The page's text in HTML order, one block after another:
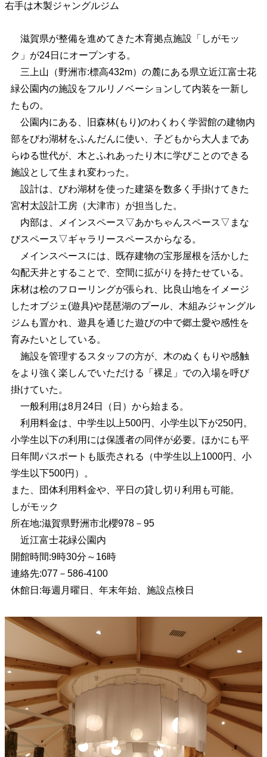
右手は木製ジャングルジム
滋賀県が整備を進めてきた木育拠点施設「しがモッ
ク」が24日にオープンする。
三上山（野洲市:標高432m）の麓にある県立近江富士花
緑公園内の施設をフルリノベーションして内装を一新し
たもの。
公園内にある、旧森林(もり)のわくわく学習館の建物内
部をびわ湖材をふんだんに使い、子どもから大人まであ
らゆる世代が、木とふれあったり木に学びことのできる
施設として生まれ変わった。
設計は、びわ湖材を使った建築を数多く手掛けてきた
宮村太設計工房（大津市）が担当した。
内部は、メインスペース▽あかちゃんスペース▽まな
びスペース▽ギャラリースペースからなる。
メインスペースには、既存建物の宝形屋根を活かした
勾配天井とすることで、空間に拡がりを持たせている。
床材は桧のフローリングが張られ、比良山地をイメージ
したオブジェ(遊具)や琵琶湖のプール、木組みジャングル
ジムも置かれ、遊具を通じた遊びの中で郷土愛や感性を
育みたいとしている。
施設を管理するスタッフの方が、木のぬくもりや感触
をより強く楽しんでいただける「裸足」での入場を呼び
掛けていた。
一般利用は8月24日（日）から始まる。
利用料金は、中学生以上500円、小学生以下が250円。
小学生以下の利用には保護者の同伴が必要。ほかにも平
日年間パスポートも販売される（中学生以上1000円、小
学生以下500円）。
また、団体利用料金や、平日の貸し切り利用も可能。
しがモック
所在地:滋賀県野洲市北櫻978－95
近江富士花緑公園内
開館時間:9時30分～16時
連絡先:077－586-4100
休館日:毎週月曜日、年末年始、施設点検日